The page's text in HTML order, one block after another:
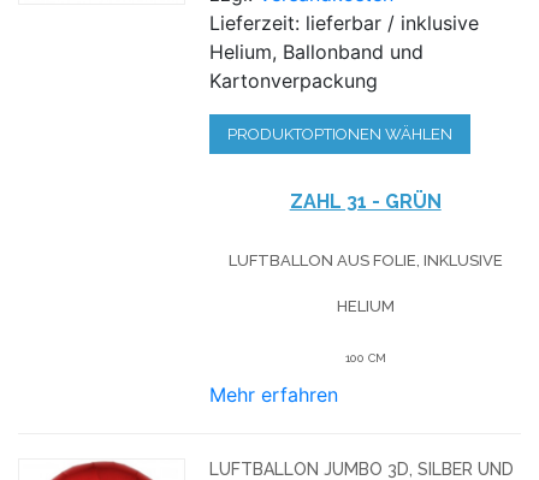
Lieferzeit: lieferbar / inklusive
Helium, Ballonband und
Kartonverpackung
PRODUKTOPTIONEN WÄHLEN
ZAHL 31 - GRÜN
LUFTBALLON AUS FOLIE, INKLUSIVE
HELIUM
100 CM
Mehr erfahren
LUFTBALLON JUMBO 3D, SILBER UND